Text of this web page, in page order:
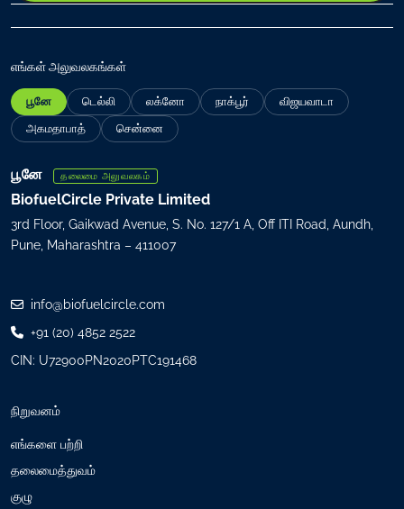
ய்
(
e
q
i
r
d
எங்கள் அலுவலகங்கள்
பூனே டெல்லி லக்னோ நாக்பூர்
விஜயவாடா
அகமதாபாத்
சென்னை
பூனே தலைமை அலுவலகம்
BiofuelCircle Private Limited
3rd Floor, Gaikwad Avenue, S. No. 127/1 A, Off ITI Road, Aundh,
Pune, Maharashtra – 411007
info@biofuelcircle.com
+91 (20) 4852 2522
CIN: U72900PN2020PTC191468
நிறுவனம்
எங்களை பற்றி
தலைமைத்துவம்
குழு